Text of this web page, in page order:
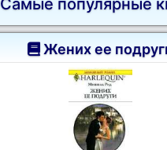
Самые популярные
Жених ее